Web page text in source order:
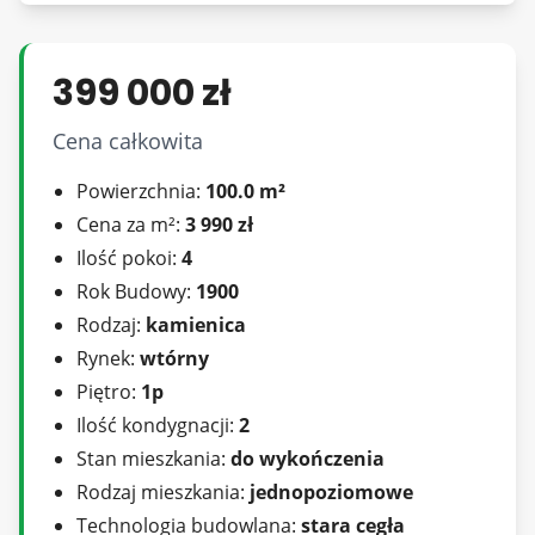
Lokal wyodrębniony, z udziałem w gruncie.
Oferta wysłana z systemu BCK Galactica
Zapewniamy rzetelne doradztwo oraz
bezpieczeństwo transakcji. W ramach oferty
pomagamy także w uzyskaniu korzystnego
kredytu hipotecznego na zakup wybranej przez
Państwa nieruchomości.
Więcej ofert na m-trzy . pl
399 000 zł
Cena całkowita
Powierzchnia: 100.0 m²
Cena za m²: 3 990 zł
Ilość pokoi: 4
Rok Budowy: 1900
Rodzaj: kamienica
Rynek: wtórny
Piętro: 1p
Ilość kondygnacji: 2
Stan mieszkania: do wykończenia
Rodzaj mieszkania: jednopoziomowe
Technologia budowlana: stara cegła